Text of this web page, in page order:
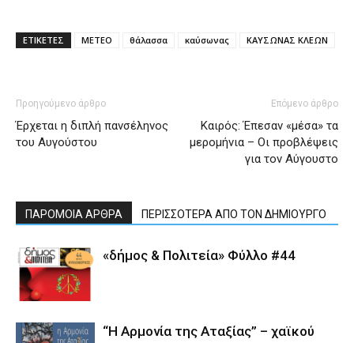
ΕΤΙΚΕΤΕΣ METEO θάλασσα καύσωνας ΚΑΥΣΩΝΑΣ ΚΛΕΩΝ
Προηγούμενο άρθρο
Έρχεται η διπλή πανσέληνος
του Αυγούστου
Επόμενο άρθρο
Καιρός: Έπεσαν «μέσα» τα
μερομήνια – Οι προβλέψεις
για τον Αύγουστο
ΠΑΡΟΜΟΙΑ ΑΡΘΡΑ ΠΕΡΙΣΣΟΤΕΡΑ ΑΠΟ ΤΟΝ ΔΗΜΙΟΥΡΓΟ
«δήμος & Πολιτεία» Φύλλο #44
“Η Αρμονία της Αταξίας” – χαϊκού